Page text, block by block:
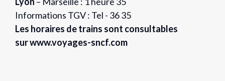
Informations TGV : Tel - 36 35
Les horaires de trains sont consultables
surwww.voyages-sncf.com